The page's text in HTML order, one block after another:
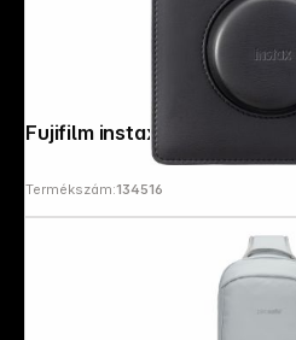
Fujifilm instax Wide evo Bag
Termékszám:134516